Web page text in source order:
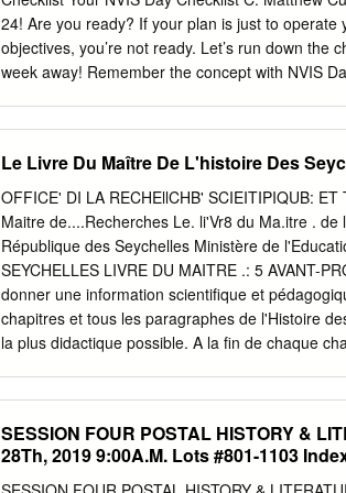
Regional and international context
24! Are you ready? If your plan is just to
objectives, you’re not ready. Let’s run down the
week away! Remember the concept with NVIS
Journal for the statement of goals. • Goal 1:
try them out for performance. Near-Vertical
achieve. In fact, unless you’ve specifically built
up high, that’s probably what you’re using most
lower. Being an ARES event, NVIS Day is about
which means not only making random contacts,
contacts. Working on behalf of an agency
and nets.
Le Livre Du Maître De L'histoire Des
OFFICE' DI LA RECHEllCHB' SCIEITIPIQUB:
Maitre de....Recherches Le. li'Vr8 du Ma.itre .
République des Seychelles Ministère de
SEYCHELLES LIVRE DU MAITRE .: 5 AVANT-
donner une information scientifique et
chapitres et tous les paragraphes de l'Histoire
la plus didactique possible. A la fin de chaque
date, les statistiques ne sont pas ~arues et la
sporadique. Si le professeur veut cependant
l'actualité, il pourra lire avec intér~t: -
SESSION FOUR POSTAL HISTORY &
28Th, 2019 9:00A.M. Lots #801-1103